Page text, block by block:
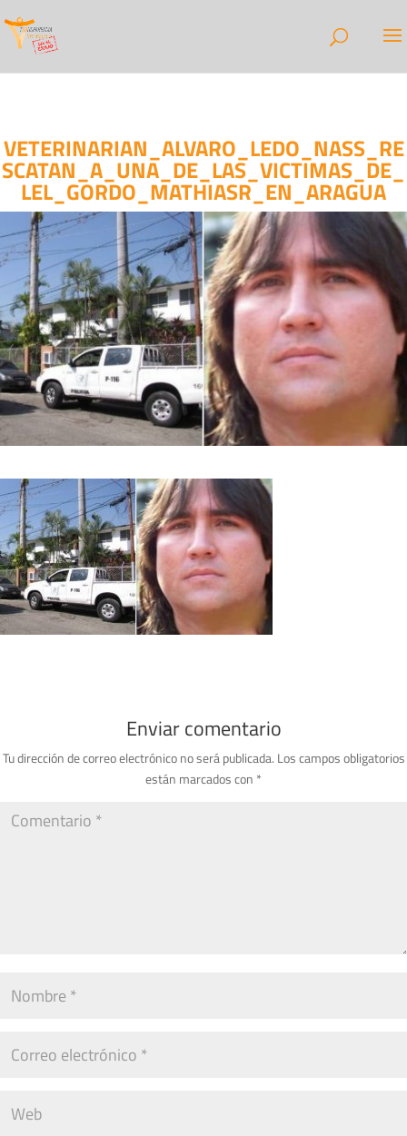
VETERINARIAN_ALVARO_LEDO_NASS_RE
SCATAN_A_UNA_DE_LAS_VICTIMAS_DE_
LEL_GORDO_MATHIASR_EN_ARAGUA
Enviar comentario
Tu dirección de correo electrónico no será publicada. Los campos obligatorios
están marcados con *